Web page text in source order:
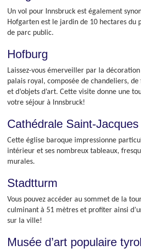
Un vol pour Innsbruck est également
Hofgarten est le jardin de 10 hectares du
de parc public.
Hofburg
Laissez-vous émerveiller par la
palais royal, composée de chandeliers,
et d’objets d’art. Cette visite donne une
votre séjour à Innsbruck!
Cathédrale Saint-
Cette église baroque impressionne
intérieur et ses nombreux tableaux,
murales.
Stadtturm
Vous pouvez accéder au sommet de la
culminant à 51 mètres et profiter ainsi
sur la ville!
Musée d’art populaire